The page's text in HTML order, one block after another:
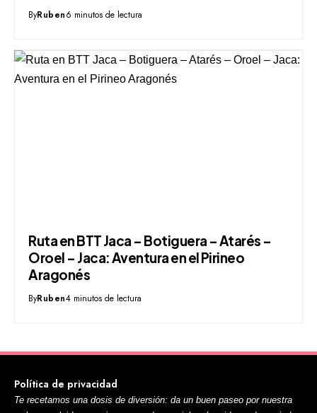
ByRuben6 minutos de lectura
Ruta en BTT Jaca – Botiguera – Atarés –
Oroel – Jaca: Aventura en el Pirineo
Aragonés
ByRuben4 minutos de lectura
Política de privacidad
Te recetamos una dosis de diversión: da un buen paseo por nuestra